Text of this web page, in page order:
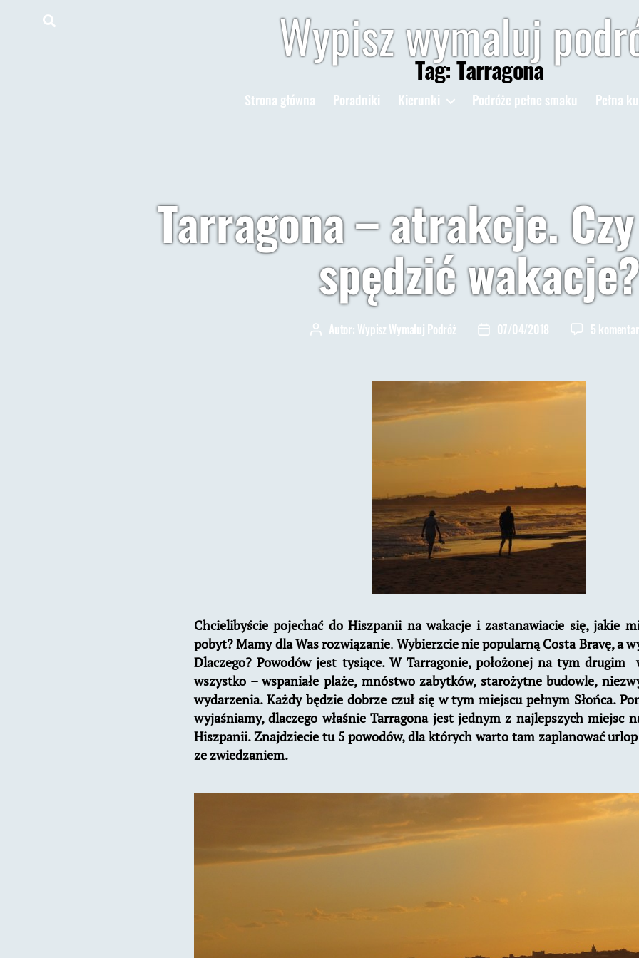
Wypisz wymaluj
Strona główna Poradniki Kierunki Podróże pełne smaku Pełna
Tag:Tarragona
Tarragona – atrakcje.
spędzić
AutorAutor: Wypisz Wymaluj Podróż
Data07/04/2018 5
Chcielibyście pojechać do Hiszpanii na wakacje i zastanawiacie się, jakie
pobyt? Mamy dla Was rozwiązanie. Wybierzcie nie popularną Costa Bravę, a
Dlaczego? Powodów jest tysiące. W Tarragonie, położonej na tym drugim
wszystko – wspaniałe plaże, mnóstwo zabytków, starożytne budowle,
wydarzenia. Każdy będzie dobrze czuł się w tym miejscu pełnym Słońca.
wyjaśniamy, dlaczego właśnie Tarragona jest jednym z najlepszych miejsc
Hiszpanii. Znajdziecie tu 5 powodów, dla których warto tam zaplanować
ze zwiedzaniem.